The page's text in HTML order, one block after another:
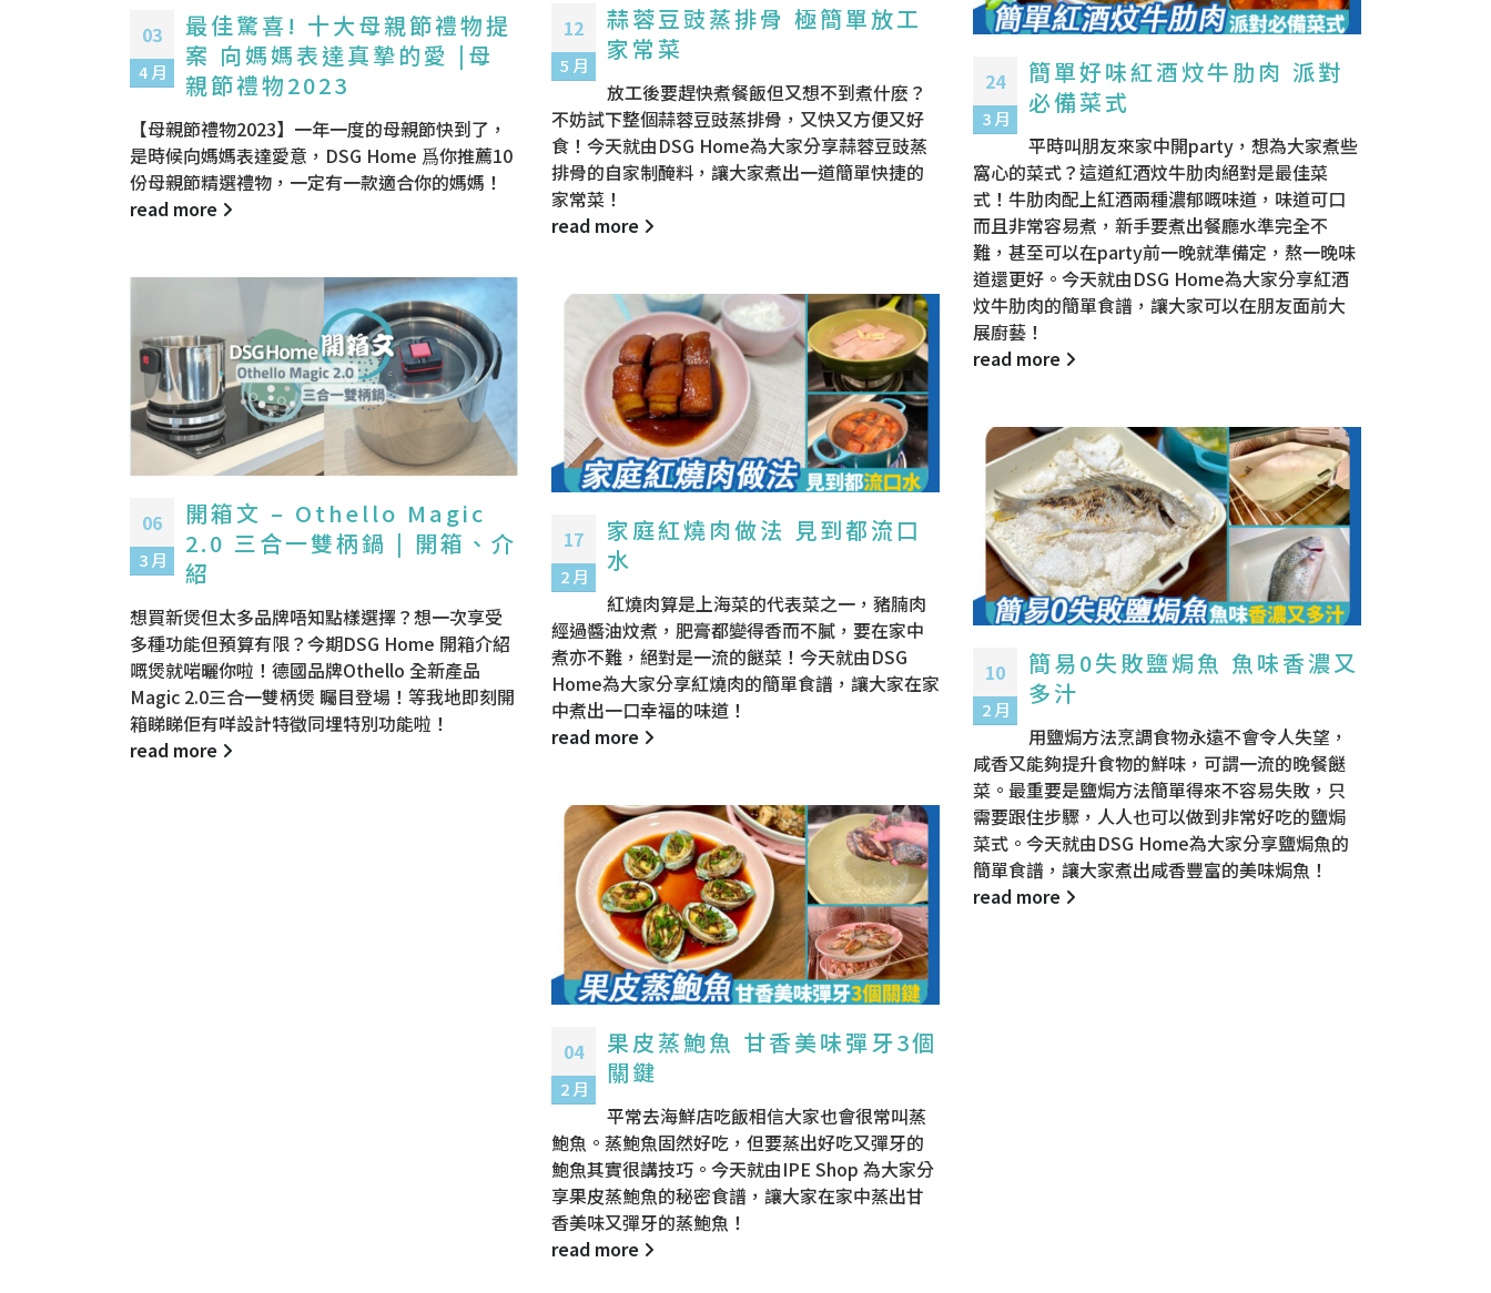
12
5 月
蒜蓉豆豉蒸排骨 極簡單放工
家常菜
放工後要趕快煮餐飯但又想不到煮什麽？
不妨試下整個蒜蓉豆豉蒸排骨，又快又方便又好
食！今天就由DSG Home為大家分享蒜蓉豆豉蒸
排骨的自家制醃料，讓大家煮出一道簡單快捷的
家常菜！
read more
03
4 月
最佳驚喜! 十大母親節禮物提
案 向媽媽表達真摯的愛 |母
親節禮物2023
【母親節禮物2023】一年一度的母親節快到了，
是時候向媽媽表達愛意，DSG Home 爲你推薦10
份母親節精選禮物，一定有一款適合你的媽媽！
read more
24
3 月
簡單好味紅酒炆牛肋肉 派對
必備菜式
平時叫朋友來家中開party，想為大家煮些
窩心的菜式？這道紅酒炆牛肋肉絕對是最佳菜
式！牛肋肉配上紅酒兩種濃郁嘅味道，味道可口
而且非常容易煮，新手要煮出餐廳水準完全不
難，甚至可以在party前一晚就準備定，熬一晚味
道還更好。今天就由DSG Home為大家分享紅酒
炆牛肋肉的簡單食譜，讓大家可以在朋友面前大
展廚藝！
read more
06
3 月
開箱文 – Othello Magic
2.0 三合一雙柄鍋 | 開箱、介
紹
想買新煲但太多品牌唔知點樣選擇？想一次享受
多種功能但預算有限？今期DSG Home 開箱介紹
嘅煲就啱曬你啦！德國品牌Othello 全新產品
Magic 2.0三合一雙柄煲 矚目登場！等我地即刻開
箱睇睇佢有咩設計特徵同埋特別功能啦！
read more
17
2 月
家庭紅燒肉做法 見到都流口
水
紅燒肉算是上海菜的代表菜之一，豬腩肉
經過醬油炆煮，肥膏都變得香而不膩，要在家中
煮亦不難，絕對是一流的餸菜！今天就由DSG
Home為大家分享紅燒肉的簡單食譜，讓大家在家
中煮出一口幸福的味道！
read more
10
2 月
簡易0失敗鹽焗魚 魚味香濃又
多汁
用鹽焗方法烹調食物永遠不會令人失望，
咸香又能夠提升食物的鮮味，可謂一流的晚餐餸
菜。最重要是鹽焗方法簡單得來不容易失敗，只
需要跟住步驟，人人也可以做到非常好吃的鹽焗
菜式。今天就由DSG Home為大家分享鹽焗魚的
簡單食譜，讓大家煮出咸香豐富的美味焗魚！
read more
04
2 月
果皮蒸鮑魚 甘香美味彈牙3個
關鍵
平常去海鮮店吃飯相信大家也會很常叫蒸
鮑魚。蒸鮑魚固然好吃，但要蒸出好吃又彈牙的
鮑魚其實很講技巧。今天就由IPE Shop 為大家分
享果皮蒸鮑魚的秘密食譜，讓大家在家中蒸出甘
香美味又彈牙的蒸鮑魚！
read more